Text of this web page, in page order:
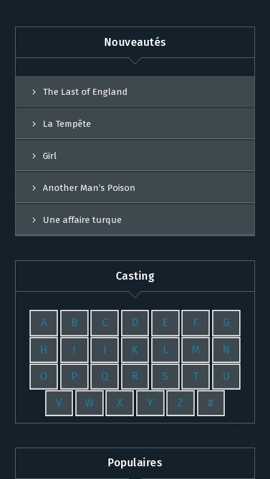
Nouveautés
The Last of England
La Tempête
Girl
Another Man’s Poison
Une affaire turque
Casting
A B C D E F G
H I J K L M N
O P Q R S T U
V W X Y Z #
Populaires